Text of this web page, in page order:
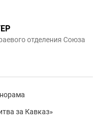
отделения Союза
за Кавказ»